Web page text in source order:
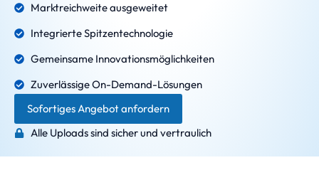
Marktreichweite ausgeweitet
Integrierte Spitzentechnologie
Gemeinsame Innovationsmöglichkeiten
Zuverlässige On-Demand-Lösungen
Sofortiges Angebot anfordern
Alle Uploads sind sicher und vertraulich